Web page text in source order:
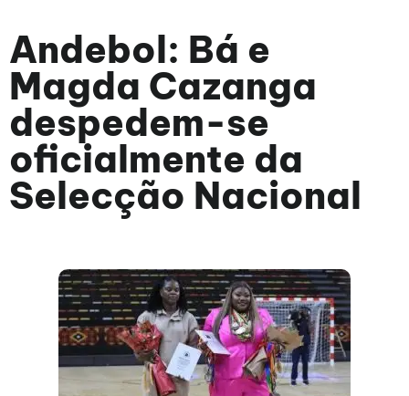
Andebol: Bá e
Magda Cazanga
despedem-se
oficialmente da
Selecção Nacional